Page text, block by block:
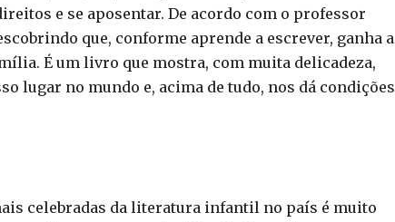
e se aposentar. De acordo com o professor
que, conforme aprende a escrever, ganha a
É um livro que mostra, com muita delicadeza,
lugar no mundo e, acima de tudo, nos dá condições
celebradas da literatura infantil no país é muito